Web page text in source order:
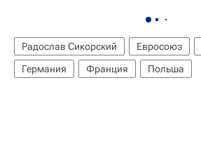
Радослав Сикорский Евросоюз
Германия
Франция Польша